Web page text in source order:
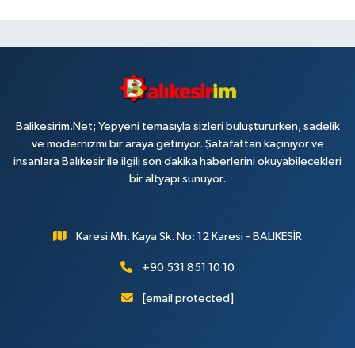
Balikesirim.Net; Yepyeni temasıyla sizleri buluştururken, sadelik
ve modernizmi bir araya getiriyor. Şatafattan kaçınıyor ve
insanlara Balıkesir ile ilgili son dakika haberlerini okuyabilecekleri
bir altyapı sunuyor.
Karesi Mh. Kaya Sk. No: 12 Karesi - BALIKESİR
+90 531 851 10 10
[email protected]